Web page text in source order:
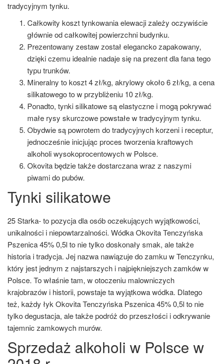
tradycyjnym tynku.
Całkowity koszt tynkowania elewacji zależy oczywiście
głównie od całkowitej powierzchni budynku.
Prezentowany zestaw został elegancko zapakowany,
dzięki czemu idealnie nadaje się na prezent dla fana tego
typu trunków.
Mineralny to koszt 4 zł/kg, akrylowy około 6 zł/kg, a cena
silikatowego to w przybliżeniu 10 zł/kg.
Ponadto, tynki silikatowe są elastyczne i mogą pokrywać
małe rysy skurczowe powstałe w tradycyjnym tynku.
Obydwie są powrotem do tradycyjnych korzeni i receptur,
jednocześnie inicjując proces tworzenia kraftowych
alkoholi wysokoprocentowych w Polsce.
Okovita będzie także dostarczana wraz z naszymi
piwami do pubów.
Tynki silikatowe
25 Starka- to pozycja dla osób oczekujących wyjątkowości,
unikalności i niepowtarzalności. Wódka Okovita Tenczyńska
Pszenica 45% 0,5l to nie tylko doskonały smak, ale także
historia i tradycja. Jej nazwa nawiązuje do zamku w Tenczynku,
który jest jednym z najstarszych i najpiękniejszych zamków w
Polsce. To właśnie tam, w otoczeniu malowniczych
krajobrazów i historii, powstaje ta wyjątkowa wódka. Dlatego
też, każdy łyk Okovita Tenczyńska Pszenica 45% 0,5l to nie
tylko degustacja, ale także podróż do przeszłości i odkrywanie
tajemnic zamkowych murów.
Sprzedaż alkoholi w Polsce w